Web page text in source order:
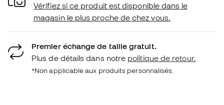
Vérifiez si ce produit est disponible dans le
magasin le plus proche de chez vous.
Premier échange de taille gratuit.
Plus de détails dans notre politique de retour.
*Non applicable aux produits personnalisés.